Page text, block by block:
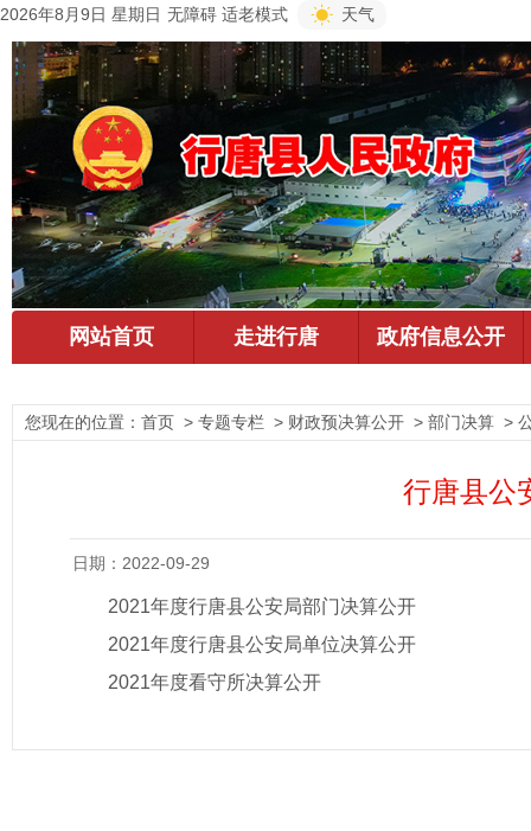
2026年8月9日 星期日 无障碍 适老模式 天气
您现在的位置： 首页 > 专题专栏 > 财政预决算公开 > 部门决算 >
行唐县公
日期：2022-09-29
2021年度行唐县公安局部门决算公开
2021年度行唐县公安局单位决算公开
2021年度看守所决算公开